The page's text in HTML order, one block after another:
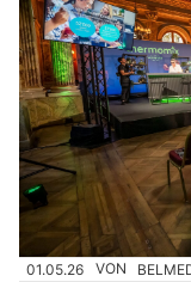
01.05.26 VON